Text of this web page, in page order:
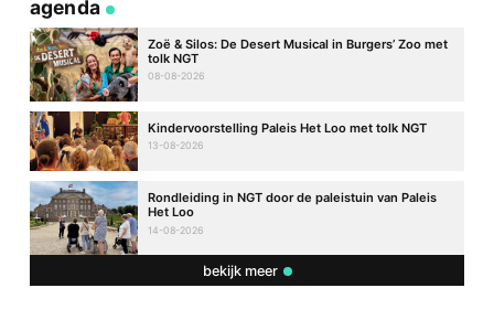
agenda
Zoë & Silos: De Desert Musical in Burgers’ Zoo met
tolk NGT
08-08-2026
Kindervoorstelling Paleis Het Loo met tolk NGT
13-08-2026
Rondleiding in NGT door de paleistuin van Paleis
Het Loo
14-08-2026
bekijk meer